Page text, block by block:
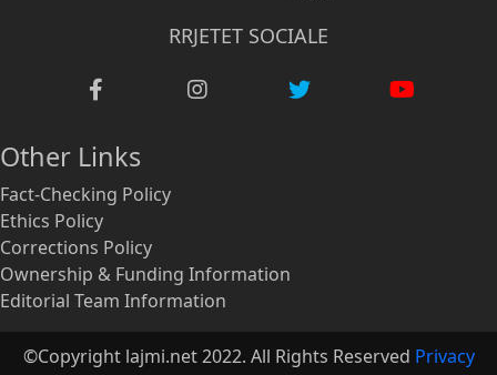
RRJETET SOCIALE
Other Links
Fact-Checking Policy
Ethics Policy
Corrections Policy
Ownership & Funding Information
Editorial Team Information
©Copyright lajmi.net 2022. All Rights Reserved Privacy